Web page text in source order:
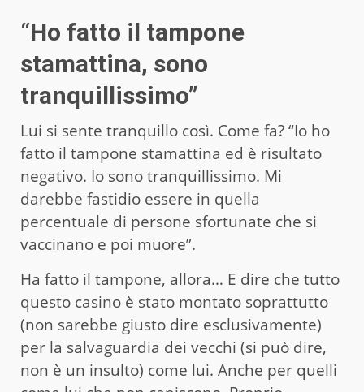
“Ho fatto il tampone
stamattina, sono
tranquillissimo”
Lui si sente tranquillo così. Come fa? “Io ho
fatto il tampone stamattina ed è risultato
negativo. Io sono tranquillissimo. Mi
darebbe fastidio essere in quella
percentuale di persone sfortunate che si
vaccinano e poi muore”.
Ha fatto il tampone, allora… E dire che tutto
questo casino è stato montato soprattutto
(non sarebbe giusto dire esclusivamente)
per la salvaguardia dei vecchi (si può dire,
non è un insulto) come lui. Anche per quelli